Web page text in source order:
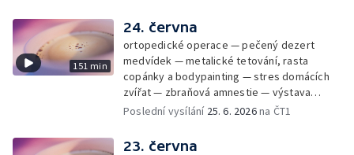
151 min
24. června
ortopedické operace — pečený dezert
medvídek — metalické tetování, rasta
copánky a bodypainting — stres domácích
zvířat — zbraňová amnestie — výstava
mikrofotografií rostlin — fenomenální
Poslední vysílání 25. 6. 2026na ČT1
23. června